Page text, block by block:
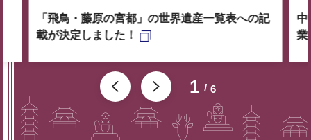
1 6
「飛鳥・藤原の宮都」の世界遺産一覧表への記
載が決定しました！
中
業